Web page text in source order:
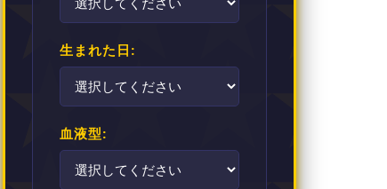
生まれた日:
血液型: